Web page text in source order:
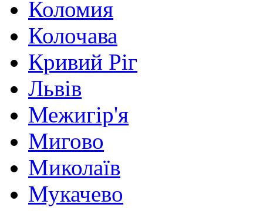
Коломия
Колочава
Кривий Ріг
Львів
Межигір'я
Мигово
Миколаїв
Мукачево